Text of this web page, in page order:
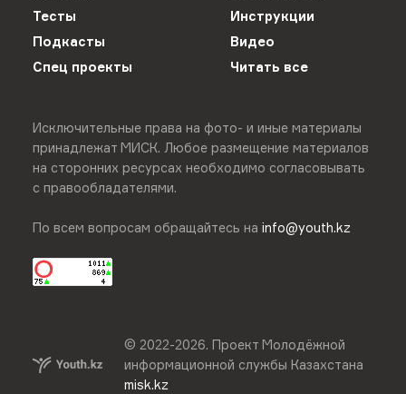
Тесты
Инструкции
Подкасты
Видео
Спец проекты
Читать все
Исключительные права на фото- и иные материалы
принадлежат МИСК. Любое размещение материалов
на сторонних ресурсах необходимо согласовывать
с правообладателями.
По всем вопросам обращайтесь на info@youth.kz
© 2022-2026.Проект Молодёжной
информационной службы Казахстана
misk.kz